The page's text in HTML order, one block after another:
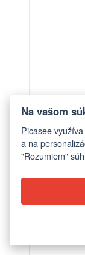
Na vašom
Picasee
a na
"Rozumiem"